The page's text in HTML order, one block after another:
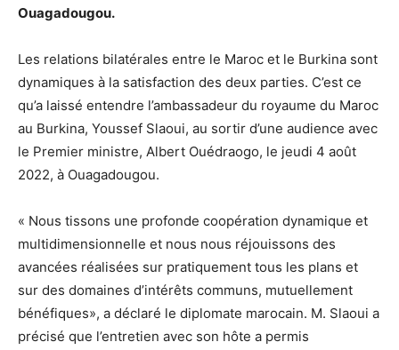
Ouagadougou.
Les relations bilatérales entre le Maroc et le Burkina sont
dynamiques à la satisfaction des deux parties. C’est ce
qu’a laissé entendre l’ambassadeur du royaume du Maroc
au Burkina, Youssef Slaoui, au sortir d’une audience avec
le Premier ministre, Albert Ouédraogo, le jeudi 4 août
2022, à Ouagadougou.
« Nous tissons une profonde coopération dynamique et
multidimensionnelle et nous nous réjouissons des
avancées réalisées sur pratiquement tous les plans et
sur des domaines d’intérêts communs, mutuellement
bénéfiques», a déclaré le diplomate marocain. M. Slaoui a
précisé que l’entretien avec son hôte a permis